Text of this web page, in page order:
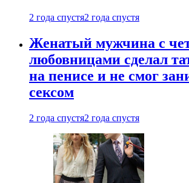
2 года спустя2 года спустя
Женатый мужчина с
любовницами сделал
на пенисе и не смог
сексом
2 года спустя2 года спустя